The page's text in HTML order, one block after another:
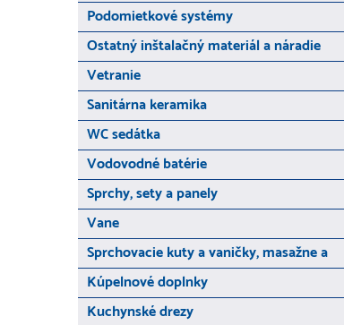
Podomietkové systémy
Ostatný inštalačný materiál a náradie
Vetranie
Sanitárna keramika
WC sedátka
Vodovodné batérie
Sprchy, sety a panely
Vane
Sprchovacie kuty a vaničky, masažne a
Kúpelnové doplnky
Kuchynské drezy